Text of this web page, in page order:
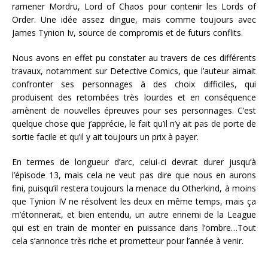
ramener Mordru, Lord of Chaos pour contenir les Lords of
Order. Une idée assez dingue, mais comme toujours avec
James Tynion Iv, source de compromis et de futurs conflits.
Nous avons en effet pu constater au travers de ces différents
travaux, notamment sur Detective Comics, que l’auteur aimait
confronter ses personnages à des choix difficiles, qui
produisent des retombées très lourdes et en conséquence
amènent de nouvelles épreuves pour ses personnages. C’est
quelque chose que j’apprécie, le fait qu’il n’y ait pas de porte de
sortie facile et qu’il y ait toujours un prix à payer.
En termes de longueur d’arc, celui-ci devrait durer jusqu’à
l’épisode 13, mais cela ne veut pas dire que nous en aurons
fini, puisqu’il restera toujours la menace du Otherkind, à moins
que Tynion IV ne résolvent les deux en même temps, mais ça
m’étonnerait, et bien entendu, un autre ennemi de la League
qui est en train de monter en puissance dans l’ombre…Tout
cela s’annonce très riche et prometteur pour l’année à venir.